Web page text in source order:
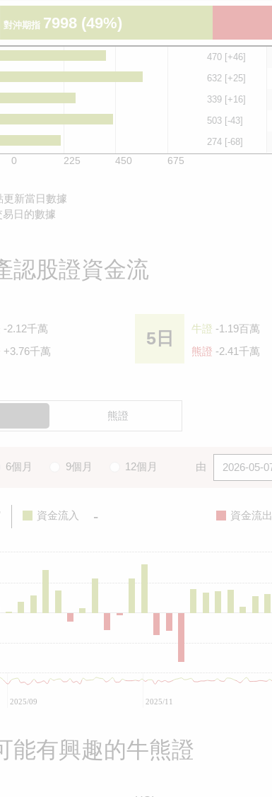
對沖期指 7998 (49%)
470 [+46]
632 [+25]
339 [+16]
503 [-43]
274 [-68]
0 225 450 675
更新當日數據
日的數據
認股證資金流
-2.12千萬
+3.76千萬
5日 牛證 -1.19百萬
熊證 -2.41千萬
熊證
6個月 9個月 12個月 由
資金流入 - 資金流出
2025/09 2025/11
能有興趣的牛熊證